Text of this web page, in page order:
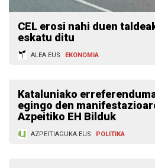
CEL erosi nahi duen
eskatu ditu
ALEA.EUS EKONOMIA
Kataluniako
egingo den
Azpeitiko EH Bilduk
AZPEITIAGUKA.EUS POLITIKA